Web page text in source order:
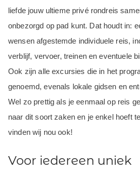
liefde jouw ultieme privé rondreis
onbezorgd op pad kunt. Dat houdt in:
wensen afgestemde individuele reis,
verblijf, vervoer, treinen en eventuele
Ook zijn alle excursies die in het
genoemd, evenals lokale gidsen en
Wel zo prettig als je eenmaal op reis
naar dit soort zaken en je enkel hoeft
vinden wij nou ook!
Voor iedereen uniek